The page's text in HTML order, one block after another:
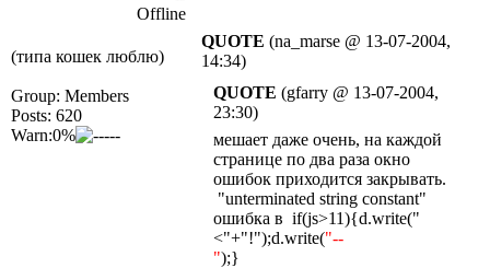
(типа кошек люблю)
Group: Members
Posts: 620
Warn:0%
QUOTE (na_marse @ 13-07-2004,
14:34)
QUOTE (gfarry @ 13-07-2004,
23:30)
мешает даже очень, на каждой
странице по два раза окно
ошибок приходится закрывать.
"unterminated string constant"
ошибка в if(js>11){d.write("
<"+"!");d.write("--
");}